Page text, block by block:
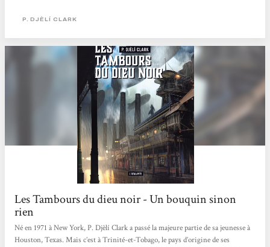
Parmi les enfants des rues, il y a La Vrille, une adolescente orpheline qui s'est
complot...
P. DJÈLÍ CLARK
Les Tambours du dieu noir - Un bouquin sinon
rien
Né en 1971 à New York, P. Djèlí Clark a passé la majeure partie de sa jeunesse à
Houston, Texas. Mais c’est à Trinité-et-Tobago, le pays d’origine de ses